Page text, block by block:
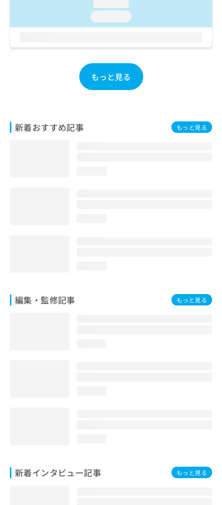
もっと見る
新着おすすめ記事 もっと見る
編集・監修記事 もっと見る
新着インタビュー記事 もっと見る
い
わ